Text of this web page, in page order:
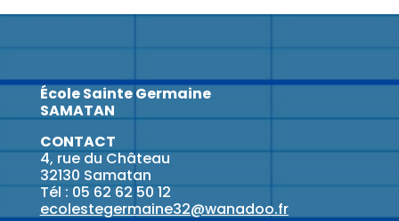
École Sainte Germaine
SAMATAN
CONTACT
4, rue du Château
32130 Samatan
Tél : 05 62 62 50 12
ecolestegermaine32@wanadoo.fr